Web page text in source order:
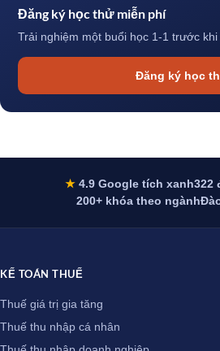
Đăng ký học thử miễn phí
Trải nghiệm một buổi học 1-1 trước khi
Đăng ký học
★ 4.9 Google tích xanh322
200+ khóa theo ngành
KẾ TOÁN THUẾ
Thuế giá trị gia tăng
Thuế thu nhập cá nhân